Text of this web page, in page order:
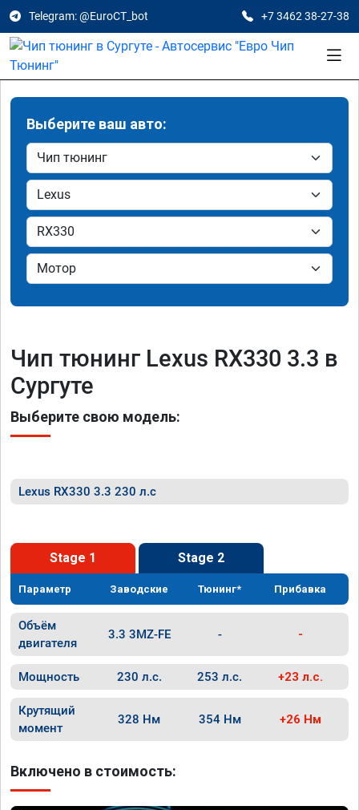
Telegram: @EuroCT_bot +7 3462 38-27-38
Выберите ваш авто:
Чип тюнинг Lexus RX330 3.3 в
Сургуте
Выберите свою модель:
Lexus RX330 3.3 230 л.с
Stage 1 Stage 2
Параметр Заводские Тюнинг* Прибавка
Объём
двигателя
3.3 3MZ-FE - -
Мощность 230 л.с. 253 л.с. +23 л.с.
Крутящий
момент
328 Нм 354 Нм +26 Нм
Включено в стоимость: